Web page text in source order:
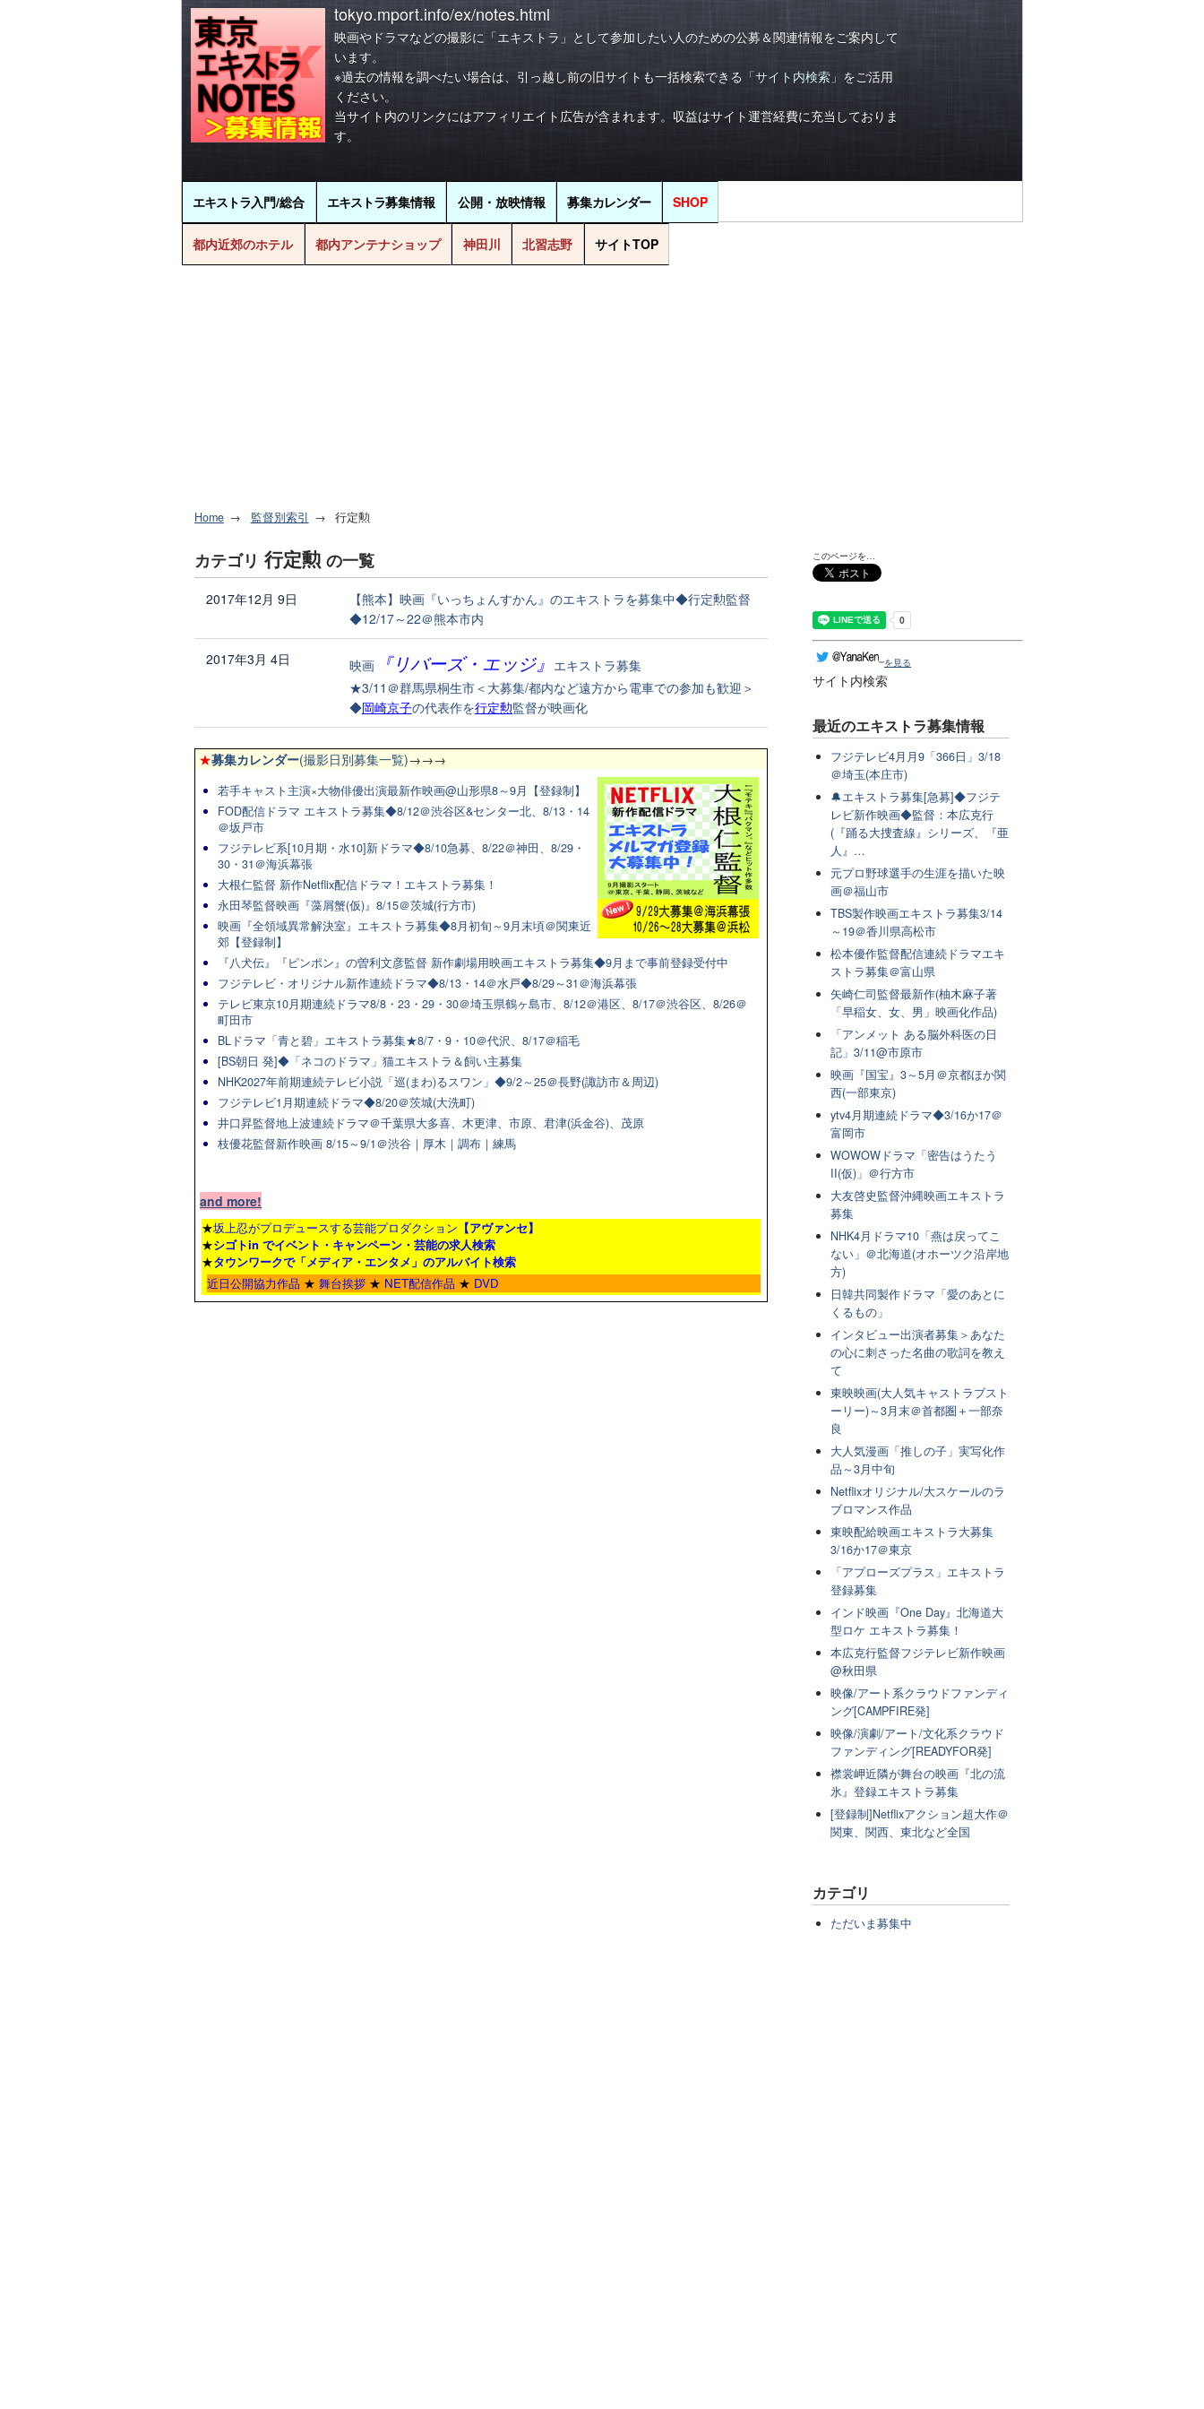
tokyo.mport.info/ex/notes.html
映画やドラマなどの撮影に「エキストラ」として参加したい人のための公募＆関連情報をご案内して
います。
※過去の情報を調べたい場合は、引っ越し前の旧サイトも一括検索できる 「サイト内検索」 をご活用
ください。
当サイト内のリンクにはアフィリエイト広告が含まれます。収益はサイト運営経費に充当しておりま
す。
エキストラ入門/総合 エキストラ募集情報 公開・放映情報 募集カレンダー SHOP
都内近郊のホテル 都内アンテナショップ 神田川 北習志野 サイトTOP
Home 監督別索引 行定勲
カテゴリ 行定勲 の一覧
2017年12月 9日
【熊本】映画『いっちょんすかん』のエキストラを募集中◆行定勲監督
◆12/17～22＠熊本市内
2017年3月 4日 映画『リバーズ・エッジ』 エキストラ募集
★3/11＠群馬県桐生市＜大募集/都内など遠方から電車での参加も歓迎＞
◆岡崎京子の代表作を行定勲監督が映画化
★募集カレンダー(撮影日別募集一覧)→→→
若手キャスト主演×大物俳優出演最新作映画@山形県8～9月【登録制】
FOD配信ドラマ エキストラ募集◆8/12＠渋谷区&センター北、8/13・14
＠坂戸市
フジテレビ系[10月期・水10]新ドラマ◆8/10急募、8/22＠神田、8/29・
30・31＠海浜幕張
大根仁監督 新作Netflix配信ドラマ！エキストラ募集！
永田琴監督映画『藻屑蟹(仮)』8/15＠茨城(行方市)
映画『全領域異常解決室』エキストラ募集◆8月初旬～9月末頃＠関東近
郊【登録制】
『八犬伝』『ピンポン』の曽利文彦監督 新作劇場用映画エキストラ募集◆9月まで事前登録受付中
フジテレビ・オリジナル新作連続ドラマ◆8/13・14＠水戸◆8/29～31＠海浜幕張
テレビ東京10月期連続ドラマ8/8・23・29・30＠埼玉県鶴ヶ島市、8/12＠港区、8/17＠渋谷区、8/26＠
町田市
BLドラマ「青と碧」エキストラ募集★8/7・9・10＠代沢、8/17＠稲毛
[BS朝日 発]◆「ネコのドラマ」猫エキストラ＆飼い主募集
NHK2027年前期連続テレビ小説「巡(まわ)るスワン」◆9/2～25＠長野(諏訪市＆周辺)
フジテレビ1月期連続ドラマ◆8/20＠茨城(大洗町)
井口昇監督地上波連続ドラマ＠千葉県大多喜、木更津、市原、君津(浜金谷)、茂原
枝優花監督新作映画 8/15～9/1＠渋谷｜厚木｜調布｜練馬
and more!
★坂上忍がプロデュースする芸能プロダクション 【アヴァンセ】
★シゴトin でイベント・キャンペーン・芸能の求人検索
★タウンワークで「メディア・エンタメ」のアルバイト検索
近日公開協力作品 ★ 舞台挨拶 ★ NET配信作品 ★ DVD
このページを…
を見る
サイト内検索
最近のエキストラ募集情報
フジテレビ4月月9「366日」3/18
＠埼玉(本庄市)
🔔エキストラ募集[急募]◆フジテ
レビ新作映画◆監督：本広克行
(『踊る大捜査線』シリーズ、『亜
人』…
元プロ野球選手の生涯を描いた映
画＠福山市
TBS製作映画エキストラ募集3/14
～19＠香川県高松市
松本優作監督配信連続ドラマエキ
ストラ募集＠富山県
矢崎仁司監督最新作(柚木麻子著
「早稲女、女、男」映画化作品)
「アンメット ある脳外科医の日
記」3/11@市原市
映画『国宝』3～5月＠京都ほか関
西(一部東京)
ytv4月期連続ドラマ◆3/16か17＠
富岡市
WOWOWドラマ「密告はうたう
II(仮)」＠行方市
大友啓史監督沖縄映画エキストラ
募集
NHK4月ドラマ10「燕は戻ってこ
ない」＠北海道(オホーツク沿岸地
方)
日韓共同製作ドラマ「愛のあとに
くるもの」
インタビュー出演者募集＞あなた
の心に刺さった名曲の歌詞を教え
て
東映映画(大人気キャストラブスト
ーリー)～3月末＠首都圏＋一部奈
良
大人気漫画「推しの子」実写化作
品～3月中旬
Netflixオリジナル/大スケールのラ
ブロマンス作品
東映配給映画エキストラ大募集
3/16か17＠東京
「アプローズプラス」エキストラ
登録募集
インド映画『One Day』北海道大
型ロケ エキストラ募集！
本広克行監督フジテレビ新作映画
@秋田県
映像/アート系クラウドファンディ
ング[CAMPFIRE発]
映像/演劇/アート/文化系クラウド
ファンディング[READYFOR発]
襟裳岬近隣が舞台の映画『北の流
氷』登録エキストラ募集
[登録制]Netflixアクション超大作＠
関東、関西、東北など全国
カテゴリ
ただいま募集中